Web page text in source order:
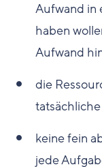
Aufwand in
haben
Aufwand
die
keine fein
jede